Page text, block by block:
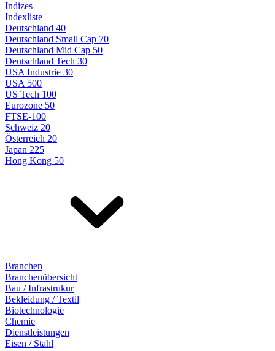
Indizes
Indexliste
Deutschland 40
Deutschland Small Cap 70
Deutschland Mid Cap 50
Deutschland Tech 30
USA Industrie 30
USA 500
US Tech 100
Eurozone 50
FTSE-100
Schweiz 20
Österreich 20
Japan 225
Hong Kong 50
Branchen
Branchenübersicht
Bau / Infrastrukur
Bekleidung / Textil
Biotechnologie
Chemie
Dienstleistungen
Eisen / Stahl